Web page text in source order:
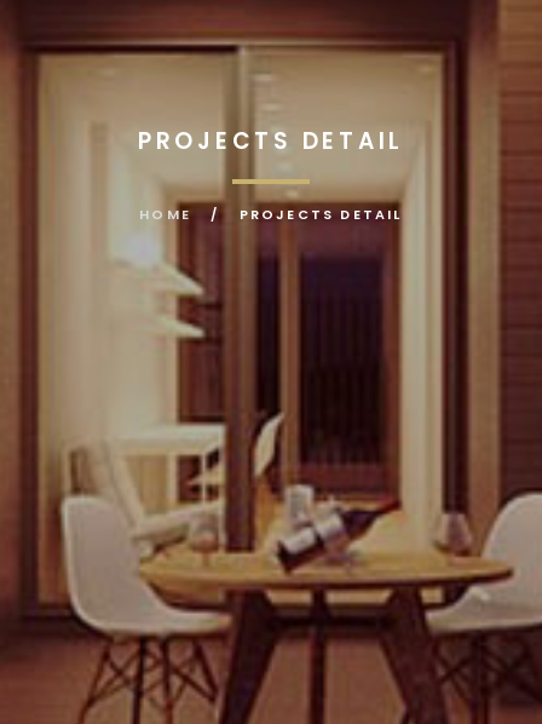
PROJECTS DETAIL
HOME / PROJECTS DETAIL